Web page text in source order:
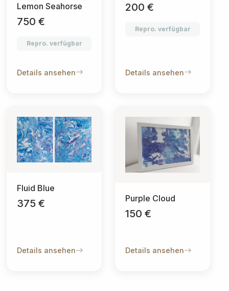
Lemon Seahorse
750 €
Repro. verfügbar
Details ansehen
200 €
Repro. verfügbar
Details ansehen
Fluid Blue
375 €
Details ansehen
Purple Cloud
150 €
Details ansehen